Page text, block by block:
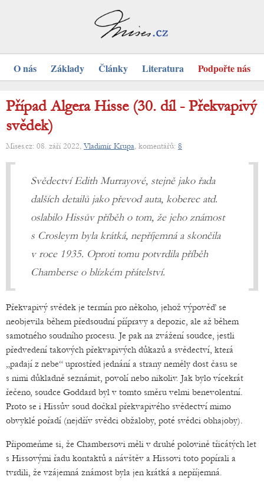
O nás Základy Články Literatura Podpořte nás
Případ Algera Hisse (30. díl - Překvapivý
svědek)
Mises.cz: 08. září 2022, Vladimír Krupa, komentářů: 8
Svědectví Edith Murrayové, stejně jako řada
dalších detailů jako převod auta, koberec atd.
oslabilo Hissův příběh o tom, že jeho známost
s Crosleym byla krátká, nepříjemná a skončila
v roce 1935. Oproti tomu potvrdila příběh
Chamberse o blízkém přátelství.
Překvapivý svědek je termín pro někoho, jehož výpověď se
neobjevila během předsoudní přípravy a depozic, ale až během
samotného soudního procesu. Je pak na zvážení soudce, jestli
předvedení takových překvapivých důkazů a svědectví, která
„padají z nebe“ uprostřed jednání a strany neměly dost času se
s nimi důkladně seznámit, povolí nebo nikoliv. Jak bylo vícekrát
řečeno, soudce Goddard byl v tomto směru velmi benevolentní.
Proto se i Hissův soud dočkal překvapivého svědectví mimo
obvyklé pořadí (nejdřív svědci obžaloby, poté svědci obhajoby).
Připomeňme si, že Chambersovi měli v druhé polovině třicátých let
s Hissovými řadu kontaktů a návštěv a Hissovi toto popírali a
tvrdili, že vzájemná známost byla jen krátká a nepříjemná.